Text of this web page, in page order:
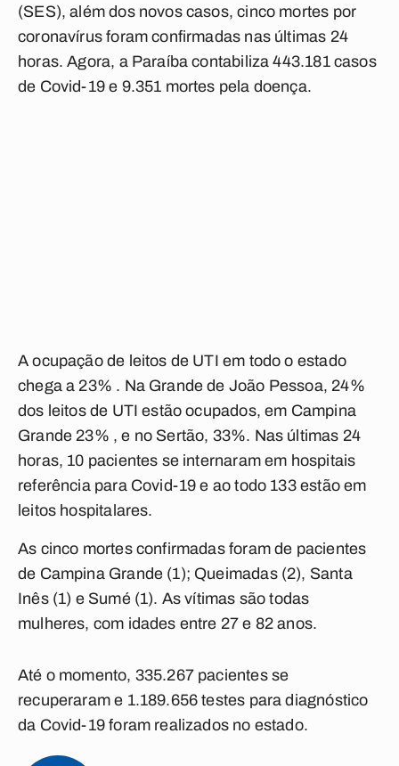
(SES), além dos novos casos, cinco mortes por
coronavírus foram confirmadas nas últimas 24
horas. Agora, a Paraíba contabiliza 443.181 casos
de Covid-19 e 9.351 mortes pela doença.
A ocupação de leitos de UTI em todo o estado
chega a 23% . Na Grande de João Pessoa, 24%
dos leitos de UTI estão ocupados, em Campina
Grande 23% , e no Sertão, 33%. Nas últimas 24
horas, 10 pacientes se internaram em hospitais
referência para Covid-19 e ao todo 133 estão em
leitos hospitalares.
As cinco mortes confirmadas foram de pacientes
de Campina Grande (1); Queimadas (2), Santa
Inês (1) e Sumé (1). As vítimas são todas
mulheres, com idades entre 27 e 82 anos.
Até o momento, 335.267 pacientes se
recuperaram e 1.189.656 testes para diagnóstico
da Covid-19 foram realizados no estado.